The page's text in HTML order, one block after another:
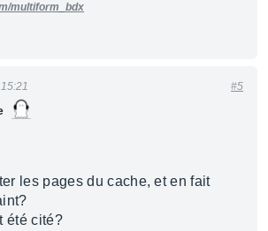
multiform_bdx
#5
les pages du cache, et en fait
été cité?